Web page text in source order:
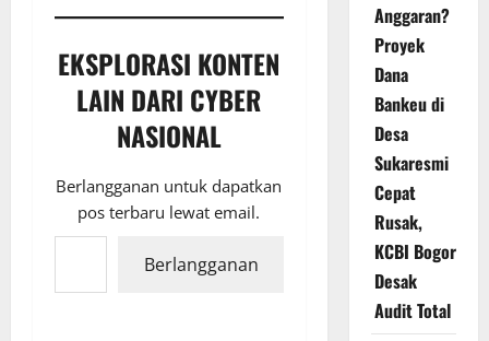
EKSPLORASI KONTEN
LAIN DARI CYBER
NASIONAL
Berlangganan untuk dapatkan
pos terbaru lewat email.
Ketikkan email Anda...
Berlangganan
Anggaran?
Proyek
Dana
Bankeu di
Desa
Sukaresmi
Cepat
Rusak,
KCBI Bogor
Desak
Audit Total